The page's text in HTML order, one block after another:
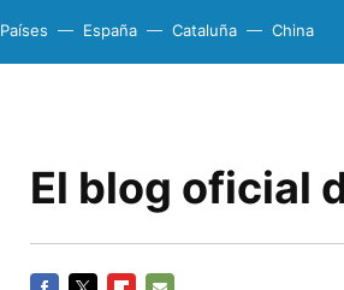
Países España Cataluña China
El blog oficial